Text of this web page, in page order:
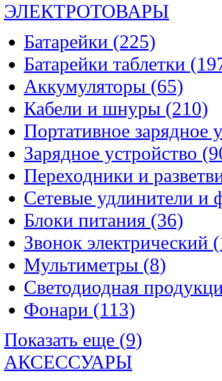
ЭЛЕКТРОТОВАРЫ
Батарейки (225)
Батарейки таблетки
Аккумуляторы (65)
Кабели и шнуры (210)
Портативное зарядное
Зарядное устройство
Переходники и
Сетевые удлинители и
Блоки питания (36)
Звонок электрический
Мультиметры (8)
Светодиодная
Фонари (113)
Показать еще (9)
АКСЕССУАРЫ